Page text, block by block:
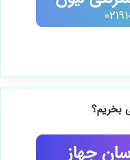
بخریم؟